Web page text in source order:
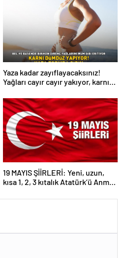
Yaza kadar zayıflayacaksınız!
Yağları cayır cayır yakıyor, karnı
çorbası tarifi ve püf noktaları!
19 MAYIS ŞİİRLERİ: Yeni, uzun,
kısa 1, 2, 3 kıtalık Atatürk’ü Anma